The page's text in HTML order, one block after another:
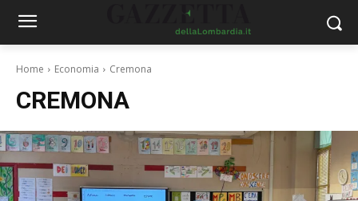
Home Economia Cremona
CREMONA